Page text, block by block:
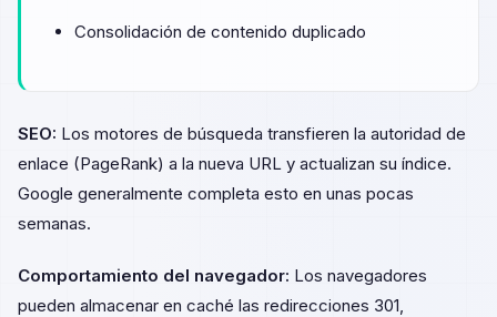
Consolidación de contenido duplicado
SEO: Los motores de búsqueda transfieren la autoridad de
enlace (PageRank) a la nueva URL y actualizan su índice.
Google generalmente completa esto en unas pocas
semanas.
Comportamiento del navegador: Los navegadores
pueden almacenar en caché las redirecciones 301,